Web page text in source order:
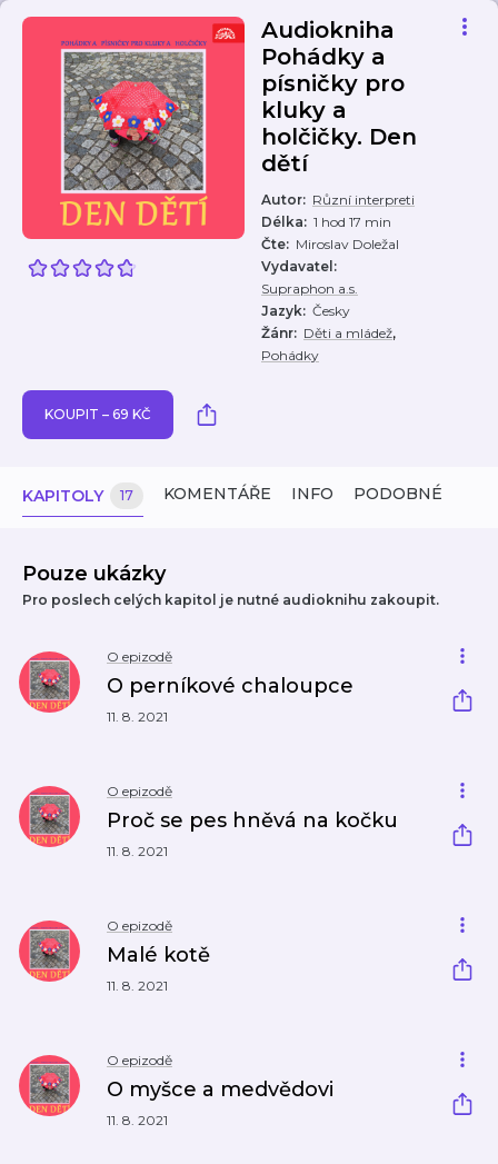
Audiokniha
Pohádky a
písničky pro
kluky a
holčičky. Den
dětí
Autor: Různí interpreti
Délka: 1 hod 17 min
Čte: Miroslav Doležal
Vydavatel :
Supraphon a.s.
Jazyk: Česky
Žánr: Děti a mládež,
Pohádky
KOUPIT – 69 KČ
KAPITOLY 17 KOMENTÁŘE INFO PODOBNÉ
Pouze ukázky
Pro poslech celých kapitol je nutné audioknihu zakoupit.
O epizodě
O perníkové chaloupce
11. 8. 2021
O epizodě
Proč se pes hněvá na kočku
11. 8. 2021
O epizodě
Malé kotě
11. 8. 2021
O epizodě
O myšce a medvědovi
11. 8. 2021